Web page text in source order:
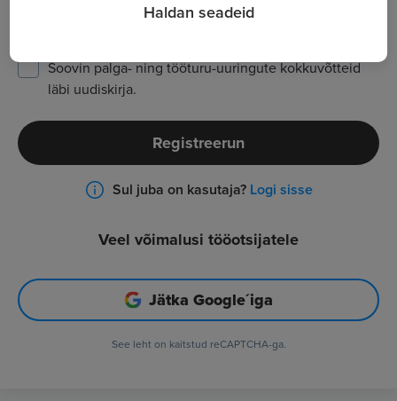
Soovin palga- ning tööturu-uuringute kokkuvõtteid
läbi uudiskirja.
Registreerun
Sul juba on kasutaja? Logi sisse
Veel võimalusi tööotsijatele
Jätka Google´iga
See leht on kaitstud reCAPTCHA-ga.
Haldan seadeid